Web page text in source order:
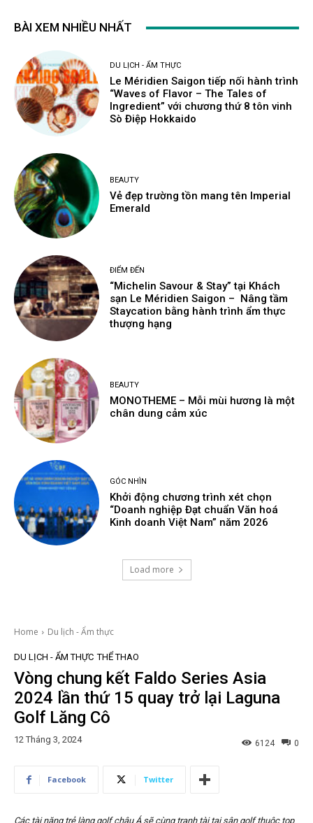
BÀI XEM NHIỀU NHẤT
DU LỊCH - ẨM THỰC
Le Méridien Saigon tiếp nối hành trình
“Waves of Flavor – The Tales of
Ingredient” với chương thứ 8 tôn vinh
Sò Điệp Hokkaido
BEAUTY
Vẻ đẹp trường tồn mang tên Imperial
Emerald
ĐIỂM ĐẾN
“Michelin Savour & Stay” tại Khách
sạn Le Méridien Saigon – Nâng tầm
Staycation bằng hành trình ẩm thực
thượng hạng
BEAUTY
MONOTHEME – Mỗi mùi hương là một
chân dung cảm xúc
GÓC NHÌN
Khởi động chương trình xét chọn
“Doanh nghiệp Đạt chuẩn Văn hoá
Kinh doanh Việt Nam” năm 2026
Load more